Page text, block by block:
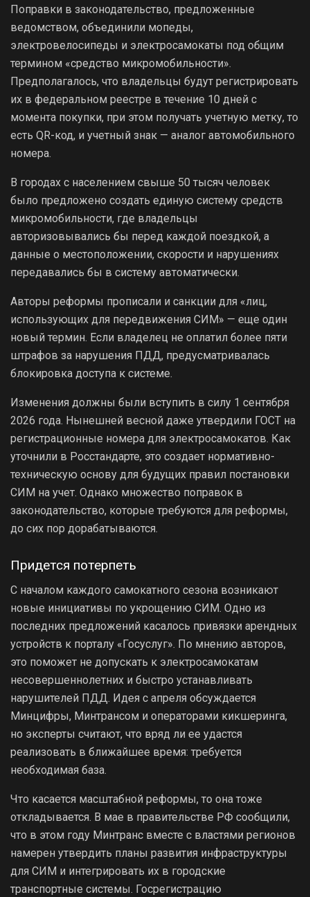
Поправки в законодательство, предложенные
ведомством, объединили мопеды,
электровелосипеды и электросамокаты под общим
термином «средство микромобильности».
Предполагалось, что владельцы будут регистрировать
их в федеральном реестре в течение 10 дней с
момента покупки, при этом получать учетную метку, то
есть QR-код, и учетный знак — аналог автомобильного
номера.
В городах с населением свыше 50 тысяч человек
было предложено создать единую систему средств
микромобильности, где владельцы
авторизовывались бы перед каждой поездкой, а
данные о местоположении, скорости и нарушениях
передавались бы в систему автоматически.
Авторы реформы прописали и санкции для «лиц,
использующих для передвижения СИМ» — еще один
новый термин. Если владелец не оплатил более пяти
штрафов за нарушения ПДД, предусматривалась
блокировка доступа к системе.
Изменения должны были вступить в силу 1 сентября
2026 года. Нынешней весной даже утвердили ГОСТ на
регистрационные номера для электросамокатов. Как
уточнили в Росстандарте, это создает нормативно-
техническую основу для будущих правил постановки
СИМ на учет. Однако множество поправок в
законодательство, которые требуются для реформы,
до сих пор дорабатываются.
Придется потерпеть
С началом каждого самокатного сезона возникают
новые инициативы по укрощению СИМ. Одно из
последних предложений касалось привязки арендных
устройств к порталу «Госуслуг». По мнению авторов,
это поможет не допускать к электросамокатам
несовершеннолетних и быстро устанавливать
нарушителей ПДД. Идея с апреля обсуждается
Минцифры, Минтрансом и операторами кикшеринга,
но эксперты считают, что вряд ли ее удастся
реализовать в ближайшее время: требуется
необходимая база.
Что касается масштабной реформы, то она тоже
откладывается. В мае в правительстве РФ сообщили,
что в этом году Минтранс вместе с властями регионов
намерен утвердить планы развития инфраструктуры
для СИМ и интегрировать их в городские
транспортные системы. Госрегистрацию